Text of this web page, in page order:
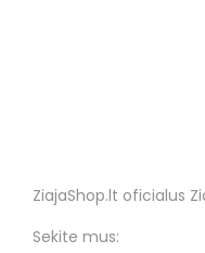
ZiajaShop.lt oficialus
Sekite mus: